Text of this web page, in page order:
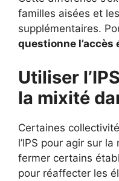
familles aisées et
supplémentaires.
questionne l’accès
Utiliser
la mixité
Certaines
l’IPS pour agir sur
fermer certains
pour réaffecter les